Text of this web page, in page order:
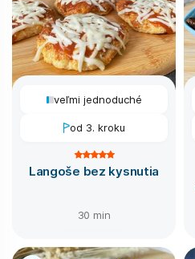
veľmi jednoduché
od 3. kroku
Langoše bez kysnutia
30 min